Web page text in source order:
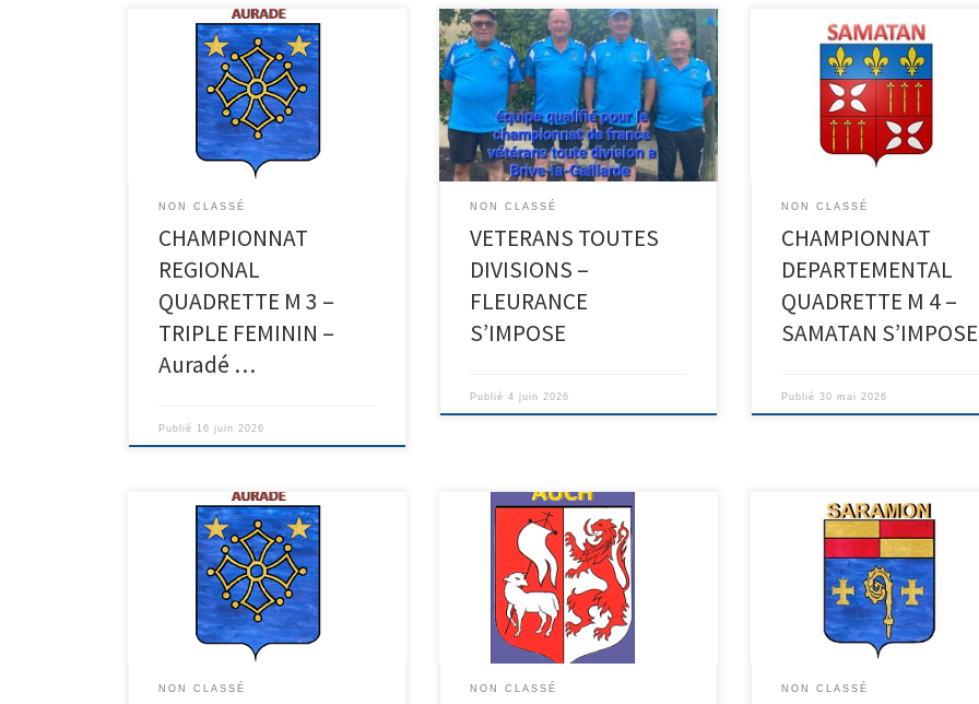
NON CLASSÉ
CHAMPIONNAT
REGIONAL
QUADRETTE M 3 –
TRIPLE FEMININ –
Auradé …
Publié 16 juin 2026
Ticket gagnant pour les vétérans de
FLEURANCE (voir la photo),
félicitations aux joueurs qui vont
participer au championnat de France
à BRIVE LA GAILLARDE . Le Gers à
l’honneur
NON CLASSÉ
VETERANS TOUTES
DIVISIONS –
FLEURANCE
S’IMPOSE
Publié4 juin 2026
Score de la finale – MORSELLI 13
MONGE 3 – Samatan ticket gagnant
pour le France à CHALAMONT –
NON CLASSÉ
CHAMPIONNAT
DEPARTEMENTAL
QUADRETTE M 4 –
SAMATAN
Publié30 mai 2026
NON CLASSÉ NON CLASSÉ NON CLASSÉ